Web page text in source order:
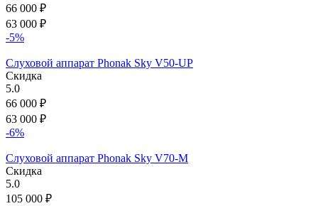
66 000 ₽
63 000 ₽
-5%
Слуховой аппарат Phonak Sky V50-UP
Скидка
5.0
66 000 ₽
63 000 ₽
-6%
Слуховой аппарат Phonak Sky V70-M
Скидка
5.0
105 000 ₽